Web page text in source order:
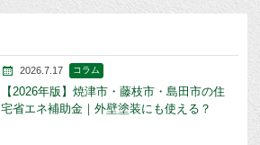
2026.7.17 コラム
【2026年版】焼津市・藤枝市・島田市の住
宅省エネ補助金｜外壁塗装にも使える？